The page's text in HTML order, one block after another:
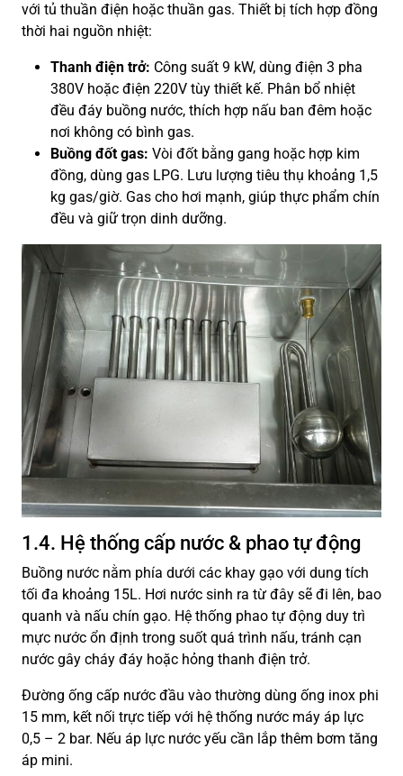
với tủ thuần điện hoặc thuần gas. Thiết bị tích hợp đồng
thời hai nguồn nhiệt:
Thanh điện trở: Công suất 9 kW, dùng điện 3 pha
380V hoặc điện 220V tùy thiết kế. Phân bổ nhiệt
đều đáy buồng nước, thích hợp nấu ban đêm hoặc
nơi không có bình gas.
Buồng đốt gas: Vòi đốt bằng gang hoặc hợp kim
đồng, dùng gas LPG. Lưu lượng tiêu thụ khoảng 1,5
kg gas/giờ. Gas cho hơi mạnh, giúp thực phẩm chín
đều và giữ trọn dinh dưỡng.
1.4. Hệ thống cấp nước & phao tự động
Buồng nước nằm phía dưới các khay gạo với dung tích
tối đa khoảng 15L. Hơi nước sinh ra từ đây sẽ đi lên, bao
quanh và nấu chín gạo. Hệ thống phao tự động duy trì
mực nước ổn định trong suốt quá trình nấu, tránh cạn
nước gây cháy đáy hoặc hỏng thanh điện trở.
Đường ống cấp nước đầu vào thường dùng ống inox phi
15 mm, kết nối trực tiếp với hệ thống nước máy áp lực
0,5 – 2 bar. Nếu áp lực nước yếu cần lắp thêm bơm tăng
áp mini.